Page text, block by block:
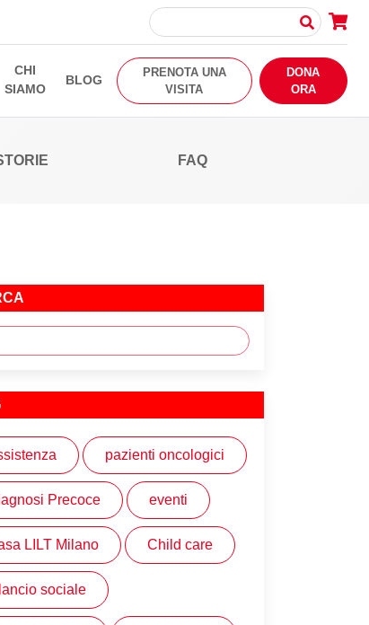
CHI
SIAMO
BLOG
PRENOTA UNA
VISITA
DONA
ORA
FAQ
pazienti oncologici
Precoce eventi
LILT Milano Child care
sociale